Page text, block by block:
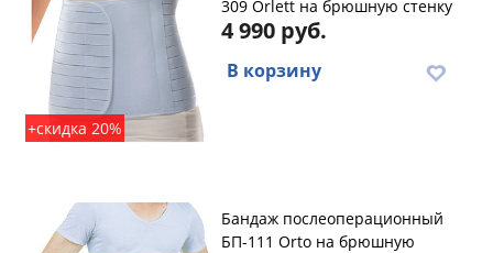
+скидка 20%
309 Orlett на брюшную стенку
4 990 руб.
В корзину
Бандаж послеоперационный
БП-111 Orto на брюшную